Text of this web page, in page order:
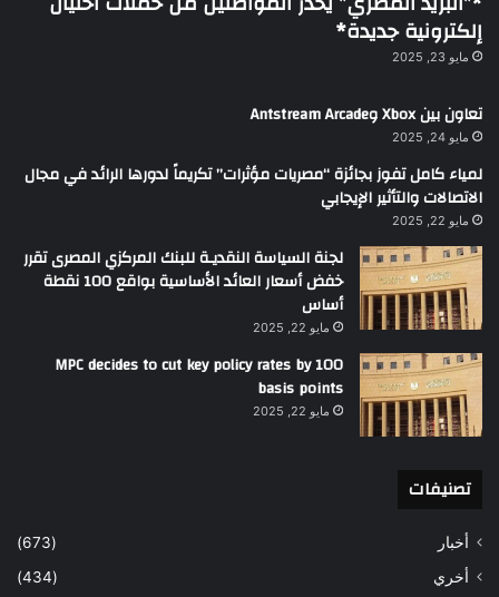
إلكترونية جديدة*
مايو 23, 2025
تعاون بين Xbox وAntstream Arcade
مايو 24, 2025
لمياء كامل تفوز بجائزة “مصريات مؤثرات” تكريماً لدورها الرائد في مجال
الاتصالات والتأثير الإيجابي
مايو 22, 2025
لجنة السياسة النقديـة للبنك المركزي المصرى تقرر
خفض أسعار العائد الأساسية بواقع 100 نقطة
أساس
مايو 22, 2025
MPC decides to cut key policy rates by 100
basis points
مايو 22, 2025
تصنيفات
أخبار
(673)
أخري
(434)